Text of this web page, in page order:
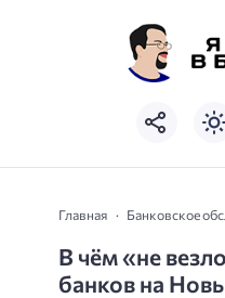
Главная Банковское
В чём «не
банков на